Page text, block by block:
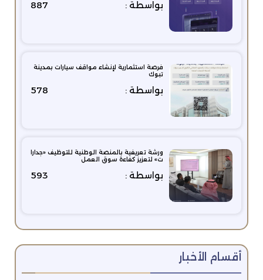
بواسطة : 887
فرصة استثمارية لإنشاء مواقف سيارات بمدينة
تبوك
بواسطة : 578
ورشة تعريفية بالمنصة الوطنية للتوظيف «جدارا
ت» لتعزيز كفاءة سوق العمل
بواسطة : 593
أقسام الأخبار